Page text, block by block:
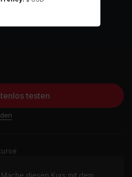
testen